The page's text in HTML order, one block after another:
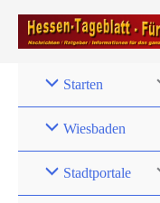
Zum
Inhalt
Starten
Wiesbaden
Stadtportale